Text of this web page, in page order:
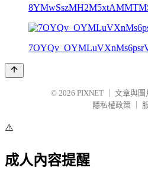
© 2026 PIXNET
文章與圖
隱私權政策
⚠️
成人內容提醒